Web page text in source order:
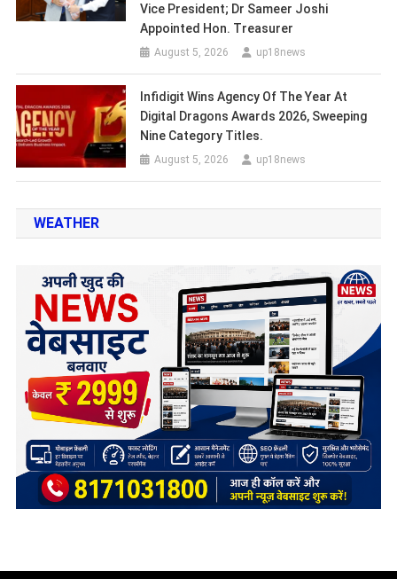
Vice President; Dr Sameer Joshi
Appointed Hon. Treasurer
August 5, 2026 up18news
Infidigit Wins Agency Of The Year At
Digital Dragons Awards 2026, Sweeping
Nine Category Titles.
August 5, 2026 up18news
WEATHER